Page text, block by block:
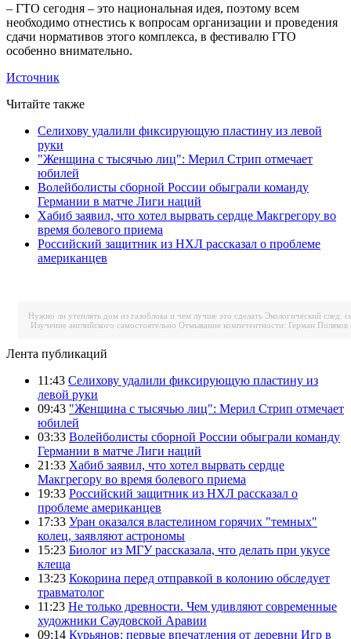
– ГТО сегодня – это национальная идея, поэтому всем
необходимо отнестись к вопросам организации и проведения
сдачи нормативов этого комплекса, в фестивалю ГТО
особенно внимательно.
Источник
Читайте также
Селихову удалили фиксирующую пластину из левой
руки
"Женщина с тысячью лиц": Мерил Стрип отмечает
юбилей
Волейболисты сборной России обыграли команду
Германии в матче Лиги наций
Хабиб заявил, что хотел вырвать сердце Макгрегору во
время болевого приема
Российский защитник из НХЛ рассказал о проблеме
американцев
Нужно ли утеплять дом из газоблока и чем лучше это сделать Экологический след:
Изучение английского самостоятельно Отмывание компетентности: Герман
Лента публикаций
11:43 Селихову удалили фиксирующую пластину из
левой руки
09:43 "Женщина с тысячью лиц": Мерил Стрип отмечает
юбилей
03:33 Волейболисты сборной России обыграли команду
Германии в матче Лиги наций
21:33 Хабиб заявил, что хотел вырвать сердце
Макгрегору во время болевого приема
19:33 Российский защитник из НХЛ рассказал о
проблеме американцев
17:33 Уран оказался властелином горячих "темных"
колец, заявляют астрономы
15:23 Биолог из МГУ рассказала, что делать при укусе
клеща
13:23 Кокорина перед отправкой в колонию обследует
травматолог
11:23 Не только древности. Чем удивляют современные
художники Саудовской Аравии
09:14 Курьянов: первые впечатления от деревни Игр в